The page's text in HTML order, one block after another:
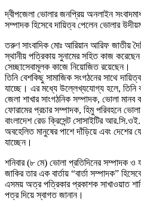
দ্বীপজেলা ভোলার জনপ্রিয় অনলাইন
সম্পাদক হিসেবে দায়িত্ব পেলেন ভোলার
তরুণ সাংবাদিক মোঃ আরিয়ান আরিফ জাতীয়
স্থানীয় পত্রিকায় সুনামের সহিত কাজ
সেচ্ছাসেবামূলক কাজে নিয়োজিত রয়েছেন।
তিনি বেশকিছু সামাজিক সংগঠনের সাথে
যাচ্ছে। এর মধ্যে উল্লেখ্যযোগ্য হলে, তিনি
জেলা শাখার সাংগঠনিক সম্পাদক, ভোলা
ফোরামের প্রচার সম্পাদক, হিমু পরিবহনে
বাংলাদেশ রেড ক্রিসেন্ট সোসাইটির
অবহেলিত মানুষের পাশে দাঁড়িয়ে এবং দেশের
যাচ্ছেন।
শনিবার (৮ মে) ভোলা প্রতিদিনের সম্পাদক ও
জাকির তার এক বার্তায় “বার্তা সম্পাদক”
এসময় অত্র পত্রিকার প্রকাশক সাখাওয়াত
পত্র দিয়ে স্বাগত জানান।